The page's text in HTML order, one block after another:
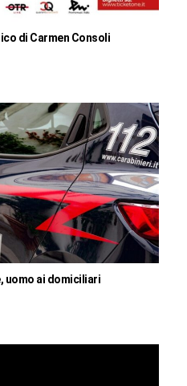
di Carmen Consoli
uomo ai domiciliari